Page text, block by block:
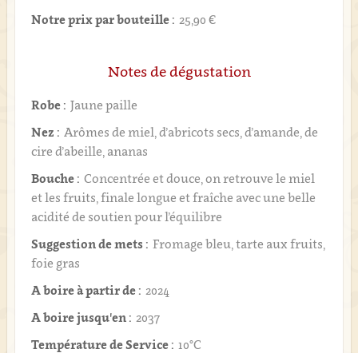
Notre prix par bouteille : 25,90 €
Notes de dégustation
Robe : Jaune paille
Nez : Arômes de miel, d’abricots secs, d’amande, de
cire d’abeille, ananas
Bouche : Concentrée et douce, on retrouve le miel
et les fruits, finale longue et fraîche avec une belle
acidité de soutien pour l’équilibre
Suggestion de mets : Fromage bleu, tarte aux fruits,
foie gras
A boire à partir de : 2024
A boire jusqu'en : 2037
Température de Service : 10°C